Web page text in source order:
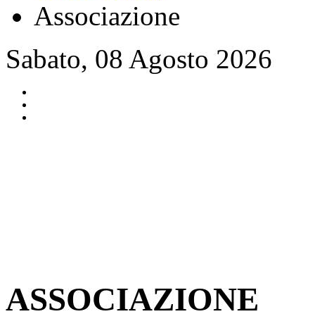
Associazione
Sabato, 08 Agosto 2026
ASSOCIAZIONE